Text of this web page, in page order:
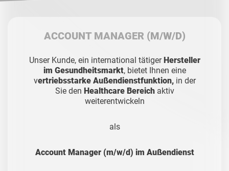
ACCOUNT MANAGER (M/W/D)
Unser Kunde, ein international tätigerHersteller
im Gesundheitsmarkt, bietet Ihnen eine
vertriebsstarke Außendienstfunktion,in der
Sie den Healthcare Bereichaktiv
weiterentwickeln
als
Account Manager (m/w/d) im Außendienst